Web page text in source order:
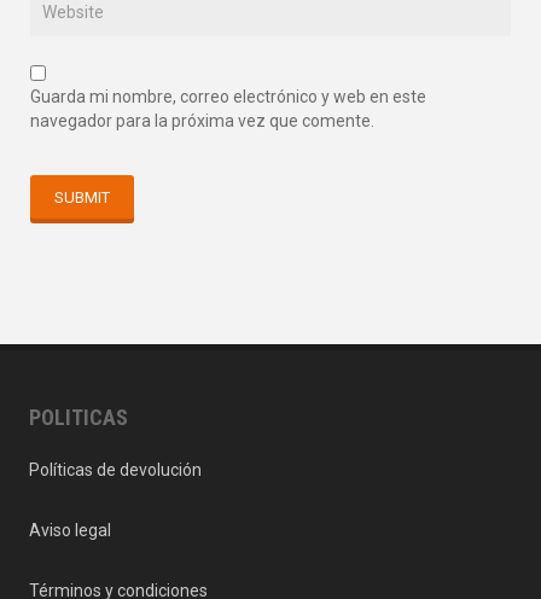
Guarda mi nombre, correo electrónico y web en este
navegador para la próxima vez que comente.
POLITICAS
Políticas de devolución
Aviso legal
Términos y condiciones